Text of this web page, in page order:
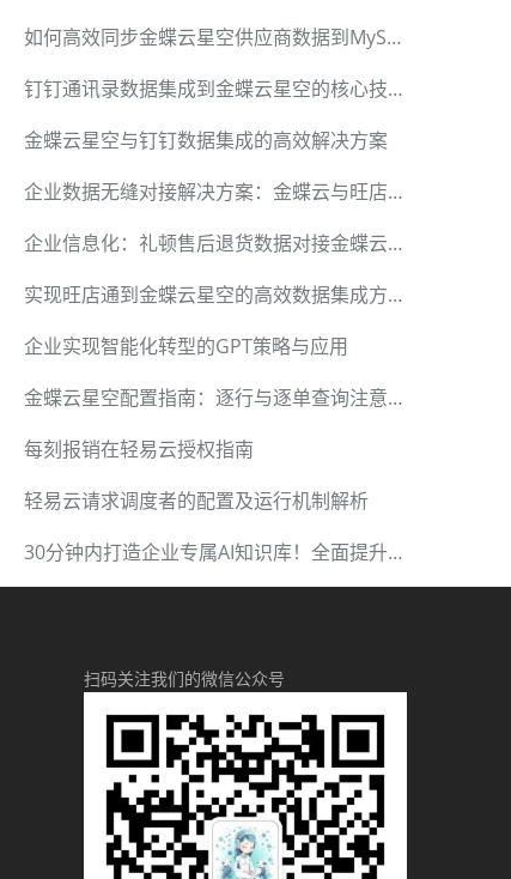
如何高效同步金蝶云星空供应商数据到MySQL
钉钉通讯录数据集成到金蝶云星空的核心技术解析
金蝶云星空与钉钉数据集成的高效解决方案
企业数据无缝对接解决方案：金蝶云与旺店通集成
企业信息化：礼顿售后退货数据对接金蝶云星空
实现旺店通到金蝶云星空的高效数据集成方案
企业实现智能化转型的GPT策略与应用
金蝶云星空配置指南：逐行与逐单查询注意事项
每刻报销在轻易云授权指南
轻易云请求调度者的配置及运行机制解析
30分钟内打造企业专属AI知识库！全面提升企业信息化水平
扫码关注我们的微信公众号